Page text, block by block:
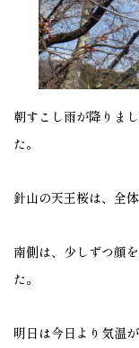
朝すこし雨が降りま
た。
針山の天王桜は、全
南側は、少しずつ顔
た。
明日は今日より気温